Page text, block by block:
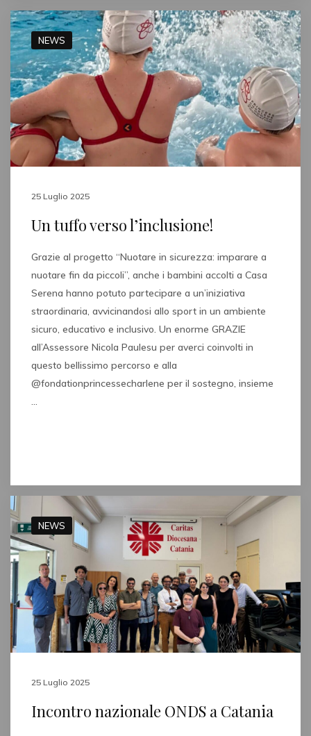
NEWS
25 Luglio 2025
Un tuffo verso l’inclusione!
Grazie al progetto “Nuotare in sicurezza: imparare a
nuotare fin da piccoli”, anche i bambini accolti a Casa
Serena hanno potuto partecipare a un’iniziativa
straordinaria, avvicinandosi allo sport in un ambiente
sicuro, educativo e inclusivo. Un enorme GRAZIE
all’Assessore Nicola Paulesu per averci coinvolti in
questo bellissimo percorso e alla
@fondationprincessecharlene per il sostegno, insieme
…
NEWS
25 Luglio 2025
Incontro nazionale ONDS a Catania